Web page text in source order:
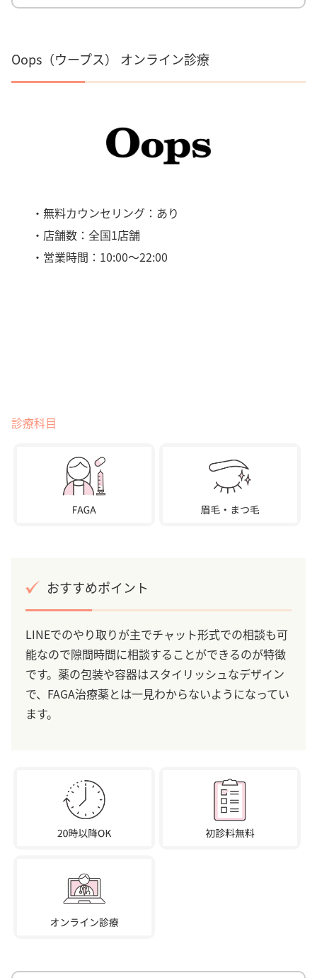
Oops（ウープス） オンライン診療
・無料カウンセリング：あり
・店舗数：全国1店舗
・営業時間：10:00～22:00
診療科目
おすすめポイント
LINEでのやり取りが主でチャット形式での相談も可
能なので隙間時間に相談することができるのが特徴
です。薬の包装や容器はスタイリッシュなデザイン
で、FAGA治療薬とは一見わからないようになってい
ます。